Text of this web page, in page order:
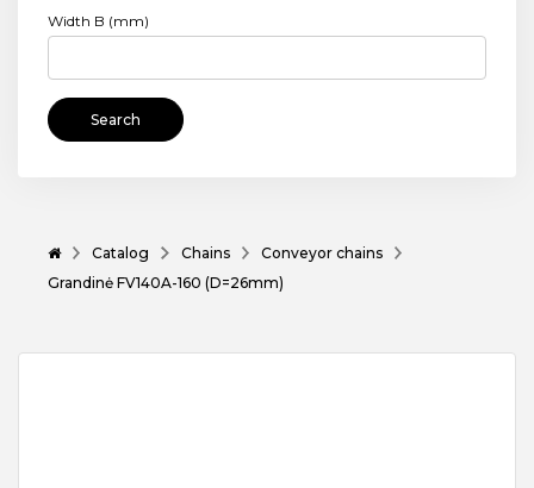
Width B (mm)
Search
Catalog Chains
Conveyor chains
Grandinė FV140A-160 (D=26mm)